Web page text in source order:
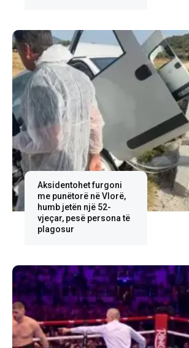
Aksidentohet furgoni
me punëtorë në Vlorë,
humb jetën një 52-
vjeçar, pesë persona të
plagosur